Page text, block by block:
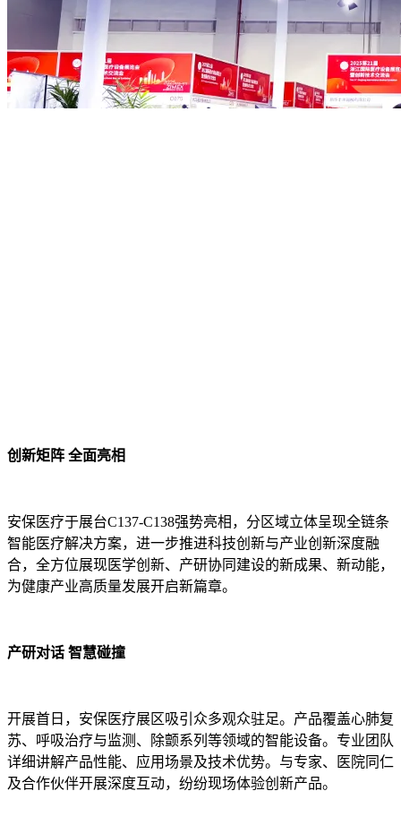
创新矩阵 全面亮相
安保医疗于展台C137-C138强势亮相，分区域立体呈现全链条
智能医疗解决方案，进一步推进科技创新与产业创新深度融
合，全方位展现医学创新、产研协同建设的新成果、新动能，
为健康产业高质量发展开启新篇章。
产研对话 智慧碰撞
开展首日，安保医疗展区吸引众多观众驻足。产品覆盖心肺复
苏、呼吸治疗与监测、除颤系列等领域的智能设备。专业团队
详细讲解产品性能、应用场景及技术优势。与专家、医院同仁
及合作伙伴开展深度互动，纷纷现场体验创新产品。